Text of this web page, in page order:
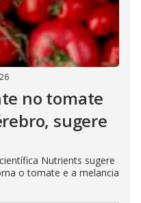
no tomate
sugere
Nutrients sugere
o tomate e a melancia